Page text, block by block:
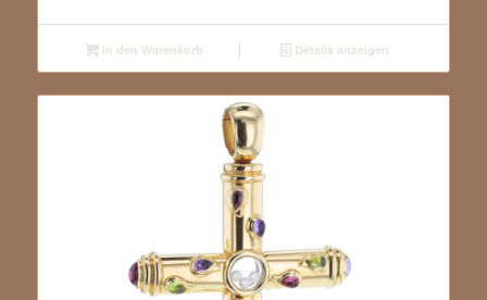
In den Warenkorb Details anzeigen